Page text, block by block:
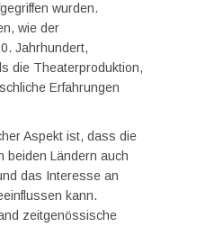
wurden.
wie der
Jahrhundert,
die Theaterproduktion,
Erfahrungen
Aspekt ist, dass die
beiden Ländern auch
das Interesse an
kann.
zeitgenössische